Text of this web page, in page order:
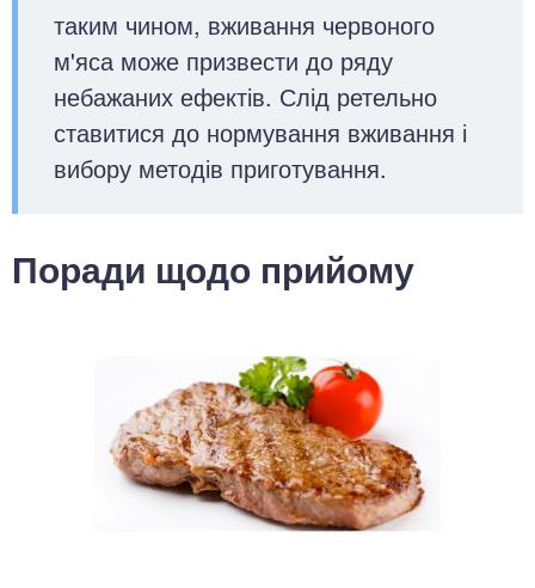
таким чином, вживання червоного
м'яса може призвести до ряду
небажаних ефектів. Слід ретельно
ставитися до нормування вживання і
вибору методів приготування.
Поради щодо прийому